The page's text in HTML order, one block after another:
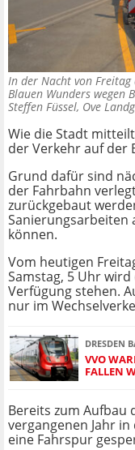
In der Nacht von Freitag
Blauen Wunders
Steffen Füssel, Ove
Wie die Stadt
der Verkehr auf der
Grund dafür sind
der Fahrbahn
zurückgebaut
Sanierungsarbeiten
können.
Vom heutigen
Samstag, 5 Uhr
Verfügung stehen.
nur im
DRESDEN
VVO
FALLEN
Bereits zum Aufbau
vergangenen Jahr
eine Fahrspur